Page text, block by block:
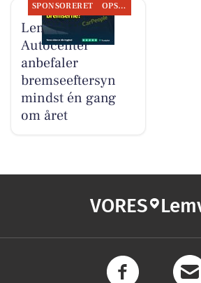
SPONSORERET OPSLAGSTAVLEN
Lemvig
Autocenter
anbefaler
bremseeftersyn
mindst én gang
om året
VORES